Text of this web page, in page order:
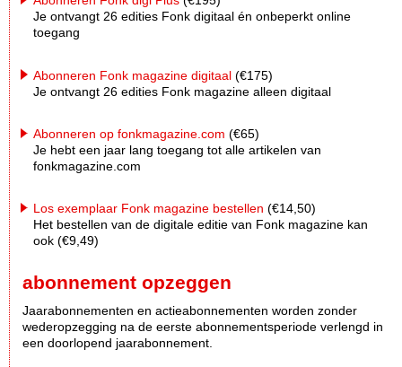
Je ontvangt 26 edities Fonk digitaal én onbeperkt online
toegang
Abonneren Fonk magazine digitaal (€175)
Je ontvangt 26 edities Fonk magazine alleen digitaal
Abonneren op fonkmagazine.com (€65)
Je hebt een jaar lang toegang tot alle artikelen van
fonkmagazine.com
Los exemplaar Fonk magazine bestellen (€14,50)
Het bestellen van de digitale editie van Fonk magazine kan
ook (€9,49)
abonnement opzeggen
Jaarabonnementen en actieabonnementen worden zonder
wederopzegging na de eerste abonnementsperiode verlengd in
een doorlopend jaarabonnement.